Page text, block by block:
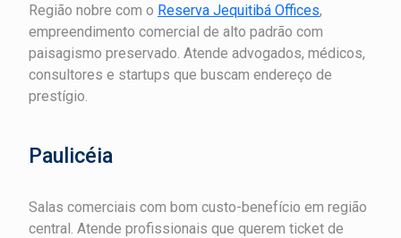
Região nobre com o Reserva Jequitibá Offices,
empreendimento comercial de alto padrão com
paisagismo preservado. Atende advogados, médicos,
consultores e startups que buscam endereço de
prestígio.
Paulicéia
Salas comerciais com bom custo-benefício em região
central. Atende profissionais que querem ticket de